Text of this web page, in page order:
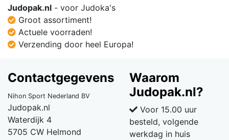
Judopak.nl - voor Judoka's
Groot assortiment!
Actuele voorraden!
Verzending door heel Europa!
Contactgegevens
Nihon Sport Nederland BV
Judopak.nl
Waterdijk 4
5705 CW Helmond
Waarom
Judopak.nl?
Voor 15.00 uur
besteld, volgende
werkdag in huis